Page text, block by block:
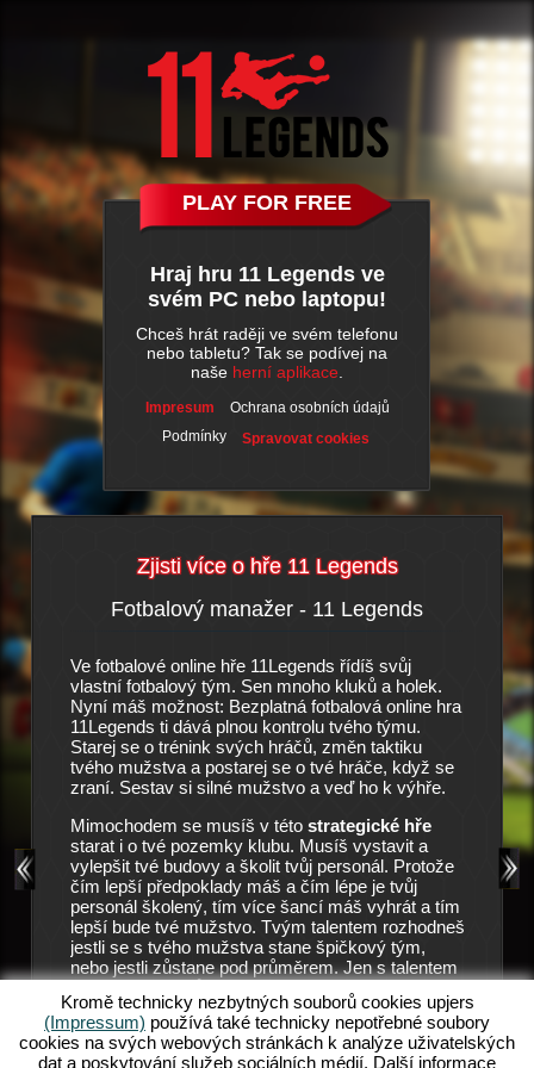
PLAY FOR FREE
Hraj hru 11 Legends ve
svém PC nebo laptopu!
Chceš hrát raději ve svém telefonu
nebo tabletu? Tak se podívej na
naše herní aplikace
Impresum
Ochrana osobních údajů
Podmínky
Spravovat cookies
Zjisti více o hře 11 Legends
v této
využije
Ale
Fotbalový manažer - 11 Legends
Ve fotbalové online hře 11Legends řídíš svůj
vlastní fotbalový tým. Sen mnoho kluků a holek.
Nyní máš možnost: Bezplatná fotbalová online hra
11Legends ti dává plnou kontrolu tvého týmu.
Starej se o trénink svých hráčů, změn taktiku
tvého mužstva a postarej se o tvé hráče, když se
zraní. Sestav si silné mužstvo a veď ho k výhře.
Mimochodem se musíš v této strategické hře
starat i o tvé pozemky klubu. Musíš vystavit a
vylepšit tvé budovy a školit tvůj personál. Protože
čím lepší předpoklady máš a čím lépe je tvůj
personál školený, tím více šancí máš vyhrát a tím
lepší bude tvé mužstvo. Tvým talentem rozhodneš
jestli se s tvého mužstva stane špičkový tým,
nebo jestli zůstane pod průměrem. Jen s talentem
tuto bezplatnou a zábavnou fotbalovou online hru!
Objev nový svět v 11Legends a splň tvé sny o
svém vlastním fotbalovém týmu.
Je to
skoro
velkou
Vedení
klub
zápasy.
můžeš
zajistit
Kromě technicky nezbytných souborů cookies upjers
(Impressum) používá také technicky nepotřebné soubory
cookies na svých webových stránkách k analýze uživatelských
dat a poskytování služeb sociálních médií. Další informace